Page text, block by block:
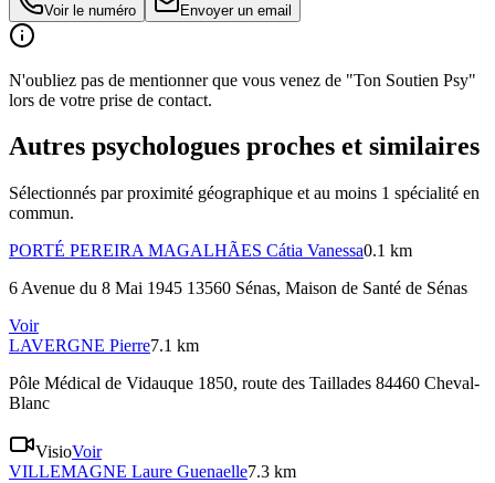
Voir le numéro Envoyer un email
N'oubliez pas de mentionner que vous venez de "Ton Soutien Psy"
lors de votre prise de contact.
Autres psychologues proches et similaires
Sélectionnés par proximité géographique et au moins 1 spécialité en
commun.
PORTÉ PEREIRA MAGALHÃES Cátia Vanessa0.1 km
6 Avenue du 8 Mai 1945 13560 Sénas, Maison de Santé de Sénas
Voir
LAVERGNE Pierre7.1 km
Pôle Médical de Vidauque 1850, route des Taillades 84460 Cheval-
Blanc
VisioVoir
VILLEMAGNE Laure Guenaelle7.3 km